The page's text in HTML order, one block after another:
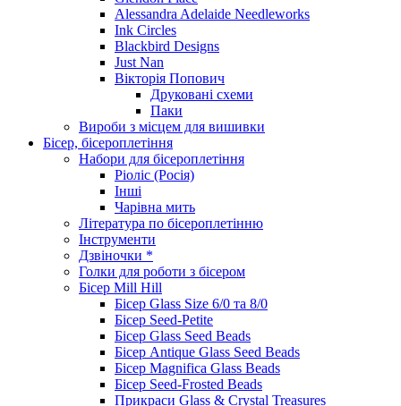
Alessandra Adelaide Needleworks
Ink Circles
Blackbird Designs
Just Nan
Вікторія Попович
Друковані схеми
Паки
Вироби з місцем для вишивки
Бісер, бісероплетіння
Набори для бісероплетіння
Ріоліс (Росія)
Інші
Чарівна мить
Література по бісероплетінню
Інструменти
Дзвіночки *
Голки для роботи з бісером
Бісер Mill Hill
Бісер Glass Size 6/0 та 8/0
Бісер Seed-Petite
Бісер Glass Seed Beads
Бісер Antique Glass Seed Beads
Бісер Magnifica Glass Beads
Бісер Seed-Frosted Beads
Прикраси Glass & Crystal Treasures